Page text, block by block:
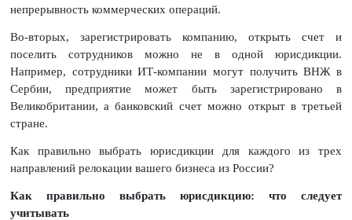
непрерывность коммерческих операций.
Во-вторых, зарегистрировать компанию, открыть счет и
поселить сотрудников можно не в одной юрисдикции.
Например, сотрудники ИТ-компании могут получить ВНЖ в
Сербии, предприятие может быть зарегистрировано в
Великобритании, а банковский счет можно открыт в третьей
стране.
Как правильно выбрать юрисдикции для каждого из трех
направлений релокации вашего бизнеса из России?
Как правильно выбрать юрисдикцию: что следует
учитывать